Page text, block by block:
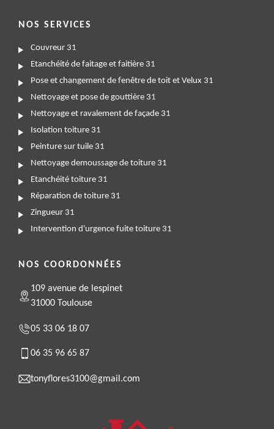
NOS SERVICES
Couvreur 31
Etanchéité de faitage et faitière 31
Pose et changement de fenêtre de toit et Velux 31
Nettoyage et pose de gouttière 31
Nettoyage et ravalement de façade 31
Isolation toiture 31
Peinture sur tuile 31
Nettoyage demoussage de toiture 31
Etanchéité toiture 31
Réparation de toiture 31
Zingueur 31
Intervention d'urgence fuite toiture 31
NOS COORDONNÉES
109 avenue de lespinet
31000 Toulouse
05 33 06 18 07
06 35 96 65 87
tonyflores3100@gmail.com